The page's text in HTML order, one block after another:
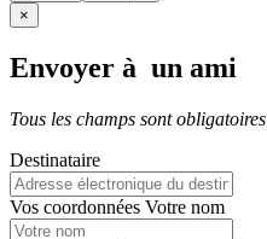
×
Envoyer à un ami
Tous les champs sont obligatoires
Destinataire
Vos coordonnées Votre nom